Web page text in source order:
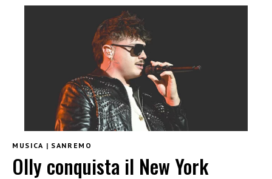
MUSICA | SANREMO
Olly conquista il New York